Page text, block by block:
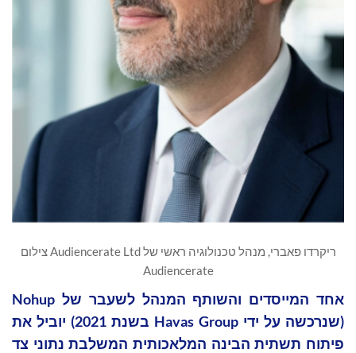
ריקרדו פאברי, מנהל טכנולוגיה ראשי של Audiencerate Ltd צילום
Audiencerate
אחד המייסדים והשותף המנהל לשעבר של Nohup
(שנרכשה על ידי Havas Group בשנת 2021) יוביל את
פיתוח תשתית הבינה המלאכותית המשלבת נתוני צד